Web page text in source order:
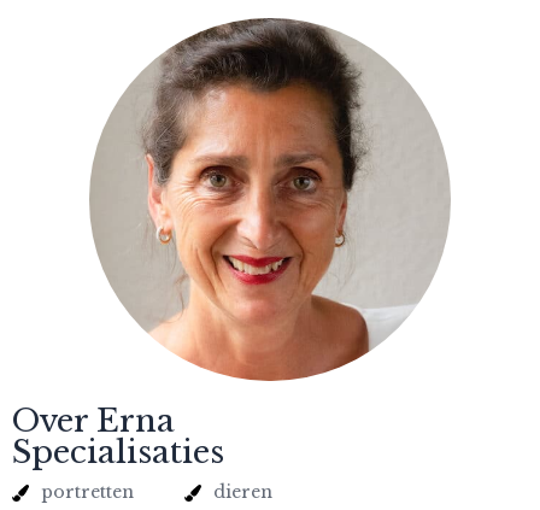
Over Erna
Specialisaties
portretten dieren